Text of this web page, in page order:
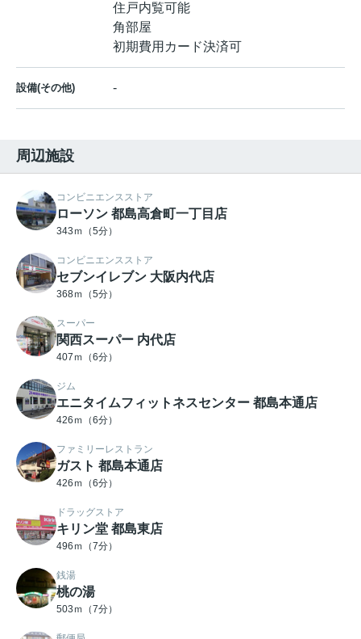
住戸内覧可能
角部屋
初期費用カード決済可
設備(その他) -
周辺施設
コンビニエンスストア
ローソン 都島高倉町一丁目店
343ｍ（5分）
コンビニエンスストア
セブンイレブン 大阪内代店
368ｍ（5分）
スーパー
関西スーパー 内代店
407ｍ（6分）
ジム
エニタイムフィットネスセンター 都島本通店
426ｍ（6分）
ファミリーレストラン
ガスト 都島本通店
426ｍ（6分）
ドラッグストア
キリン堂 都島東店
496ｍ（7分）
銭湯
桃の湯
503ｍ（7分）